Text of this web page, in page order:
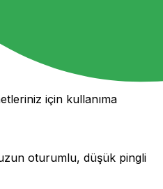
için kullanıma
oturumlu, düşük pingli